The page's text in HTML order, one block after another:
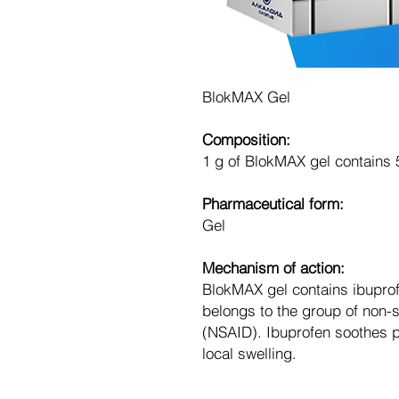
BlokMAX Gel
Composition:
1 g of BlokMAX gel contains
Pharmaceutical form:
Gel
Mechanism of action:
BlokMAX gel contains
belongs to the group of
(NSAID). Ibuprofen soothes
local swelling.